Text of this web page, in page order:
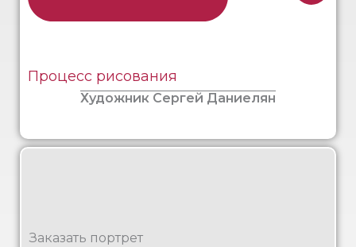
Процесс рисования
Художник Сергей Даниелян
Заказать портрет